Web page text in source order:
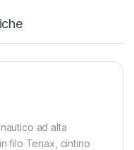
ad alta
filo Tenax, cintino